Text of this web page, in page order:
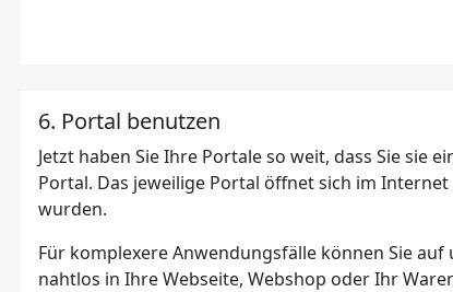
6. Portal benutzen
Jetzt haben Sie Ihre Portale so weit, dass Sie sie
Portal. Das jeweilige Portal öffnet sich im
wurden.
Für komplexere Anwendungsfälle können Sie
nahtlos in Ihre Webseite, Webshop oder Ihr